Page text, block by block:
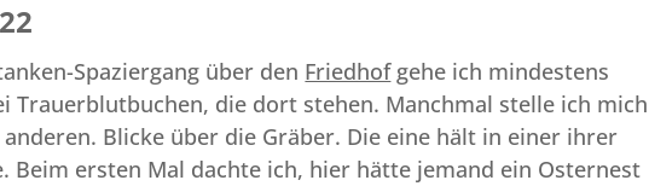
Spaziergang über den Friedhofgehe ich mindestens
Trauerblutbuchen, die dort stehen. Manchmal stelle ich mich
Blicke über die Gräber. Die eine hält in einer ihrer
Beim ersten Mal dachte ich, hier hätte jemand ein Osternest